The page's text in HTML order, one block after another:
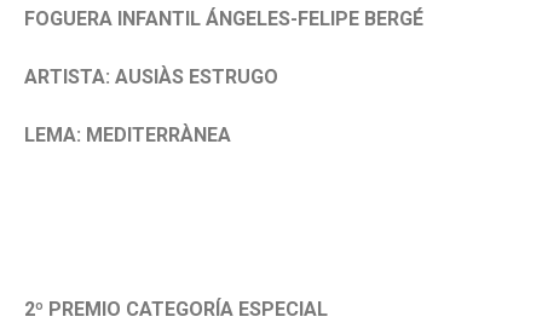
FOGUERA INFANTIL ÁNGELES-FELIPE BERGÉ
ARTISTA: AUSIÀS ESTRUGO
LEMA: MEDITERRÀNEA
2º PREMIO CATEGORÍA ESPECIAL